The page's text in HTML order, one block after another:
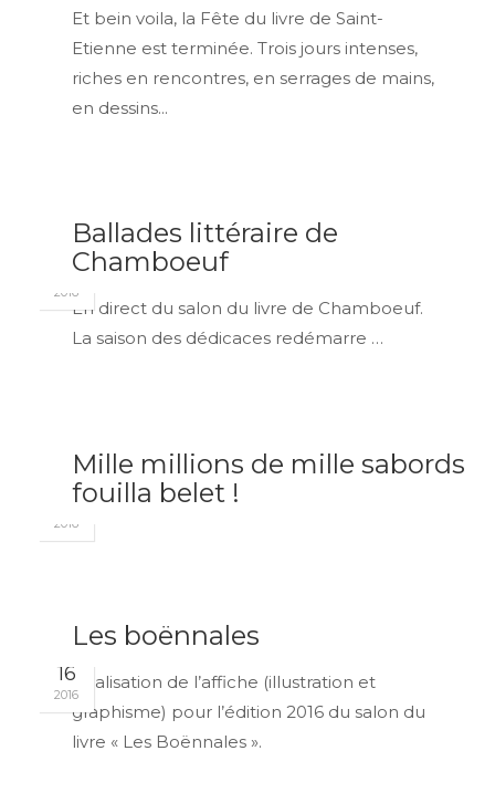
Et bein voila, la Fête du livre de Saint-
Etienne est terminée. Trois jours intenses,
riches en rencontres, en serrages de mains,
en dessins...
SEP
18
2016
Ballades littéraire de
Chamboeuf
En direct du salon du livre de Chamboeuf.
La saison des dédicaces redémarre …
MAI
2016
Mille millions de mille sabords
fouilla belet !
16
2016
Les boënnales
Réalisation de l’affiche (illustration et
graphisme) pour l’édition 2016 du salon du
livre « Les Boënnales ».